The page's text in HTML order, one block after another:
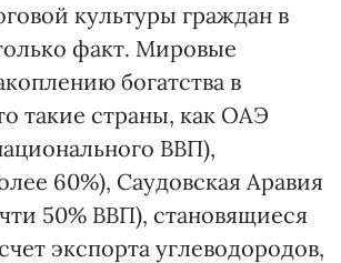
культуры граждан в
факт. Мировые
богатства в
такие страны, как ОАЭ
ВВП),
60%), Саудовская Аравия
50% ВВП), становящиеся
экспорта углеводородов,